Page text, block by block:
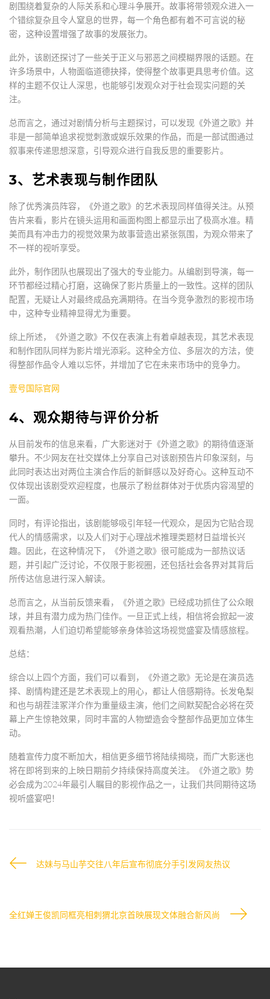
剧围绕着复杂的人际关系和心理斗争展开。故事将带领观众进入一
个错综复杂且令人窒息的世界，每一个角色都有着不可言说的秘
密，这种设置增强了故事的发展张力。
此外，该剧还探讨了一些关于正义与邪恶之间模糊界限的话题。在
许多场景中，人物面临道德抉择，使得整个故事更具思考价值。这
样的主题不仅让人深思，也能够引发观众对于社会现实问题的关
注。
总而言之，通过对剧情分析与主题探讨，可以发现《外道之歌》并
非是一部简单追求视觉刺激或娱乐效果的作品，而是一部试图通过
叙事来传递思想深意，引导观众进行自我反思的重要影片。
3、艺术表现与制作团队
除了优秀演员阵容，《外道之歌》的艺术表现同样值得关注。从预
告片来看，影片在镜头运用和画面构图上都显示出了极高水准。精
美而具有冲击力的视觉效果为故事营造出紧张氛围，为观众带来了
不一样的视听享受。
此外，制作团队也展现出了强大的专业能力。从编剧到导演，每一
环节都经过精心打磨，这确保了影片质量上的一致性。这样的团队
配置，无疑让人对最终成品充满期待。在当今竞争激烈的影视市场
中，这种专业精神显得尤为重要。
综上所述，《外道之歌》不仅在表演上有着卓越表现，其艺术表现
和制作团队同样为影片增光添彩。这种全方位、多层次的方法，使
得整部作品令人难以忘怀，并增加了它在未来市场中的竞争力。
壹号国际官网
4、观众期待与评价分析
从目前发布的信息来看，广大影迷对于《外道之歌》的期待值逐渐
攀升。不少网友在社交媒体上分享自己对该剧预告片印象深刻，与
此同时表达出对两位主演合作后的新鲜感以及好奇心。这种互动不
仅体现出该剧受欢迎程度，也展示了粉丝群体对于优质内容渴望的
一面。
同时，有评论指出，该剧能够吸引年轻一代观众，是因为它贴合现
代人的情感需求，以及人们对于心理战术推理类题材日益增长兴
趣。因此，在这种情况下，《外道之歌》很可能成为一部热议话
题，并引起广泛讨论，不仅限于影视圈，还包括社会各界对其背后
所传达信息进行深入解读。
总而言之，从当前反馈来看，《外道之歌》已经成功抓住了公众眼
球，并且有潜力成为热门佳作。一旦正式上线，相信将会掀起一波
观看热潮，人们迫切希望能够亲身体验这场视觉盛宴及情感旅程。
总结：
综合以上四个方面，我们可以看到，《外道之歌》无论是在演员选
择、剧情构建还是艺术表现上的用心，都让人倍感期待。长发龟梨
和也与胡茬洼冢洋介作为重量级主演，他们之间默契配合必将在荧
幕上产生惊艳效果，同时丰富的人物塑造会令整部作品更加立体生
动。
随着宣传力度不断加大，相信更多细节将陆续揭晓，而广大影迷也
将在即将到来的上映日期前夕持续保持高度关注。《外道之歌》势
必会成为2024年最引人瞩目的影视作品之一，让我们共同期待这场
视听盛宴吧！
达妹与马山芋交往八年后宣布彻底分手引发网友热议
全红婵王俊凯同框亮相刺猬北京首映展现文体融合新风尚